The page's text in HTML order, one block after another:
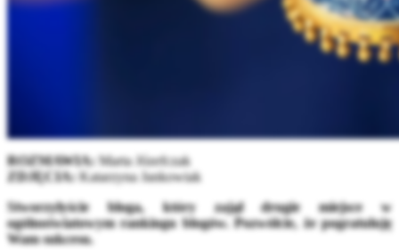
ROZMAWIA: Marta Józefczak
ZDJĘCIA: Katarzyna Jankowiak
Stworzyłyście bloga, który zajął drugie miejsce w
ogólnoświatowym rankingu blogów. Pozwólcie, że pogratuluję
Wam sukcesu.